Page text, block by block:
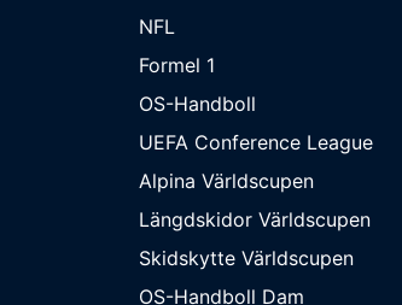
NFL
Formel 1
OS-Handboll
UEFA Conference League
Alpina Världscupen
Längdskidor Världscupen
Skidskytte Världscupen
OS-Handboll Dam